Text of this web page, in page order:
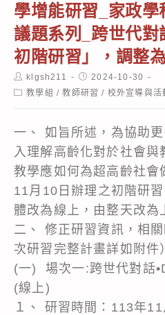
學增能研習_家政
議題系列_跨世代對
初階研習」，調整
Post
author:
klgsh211
Post
published:
2024-10-30
Post教學組 / 教師研習 / 校外宣導與活
一、 如旨所述，為協助
入理解高齡化對於社會
教學應如何為超高齡社會
11月10日辦理之初階研
體改為線上，由整天改為
二、 修正研習資訊，相
次研習完整計畫詳如附件
(一) 場次一:跨世代對話
(線上)
１、 研習時間：113年